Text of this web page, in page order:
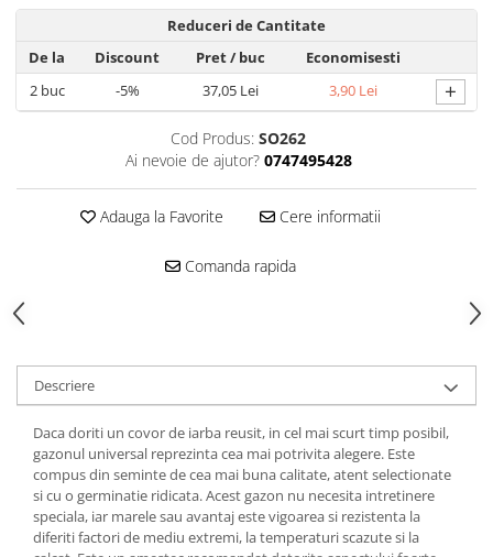
Reduceri de Cantitate
De la
Discount Pret/ buc
Economisesti
2buc -5% 37,05 Lei 3,90 Lei +
Cod Produs: SO262
Ai nevoie de ajutor? 0747495428
Adauga la Favorite Cere informatii
Comanda rapida
Descriere
Daca doriti un covor de iarba reusit, in cel mai scurt timp posibil,
gazonul universal reprezinta cea mai potrivita alegere. Este
compus din seminte de cea mai buna calitate, atent selectionate
si cu o germinatie ridicata. Acest gazon nu necesita intretinere
speciala, iar marele sau avantaj este vigoarea si rezistenta la
diferiti factori de mediu extremi, la temperaturi scazute si la